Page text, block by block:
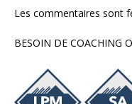
Les commentaires sont
BESOIN DE COACHING